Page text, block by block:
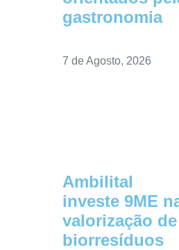
gastronomia
7 de Agosto, 2026
Ambilital
investe 9ME
valorização de
biorresíduos